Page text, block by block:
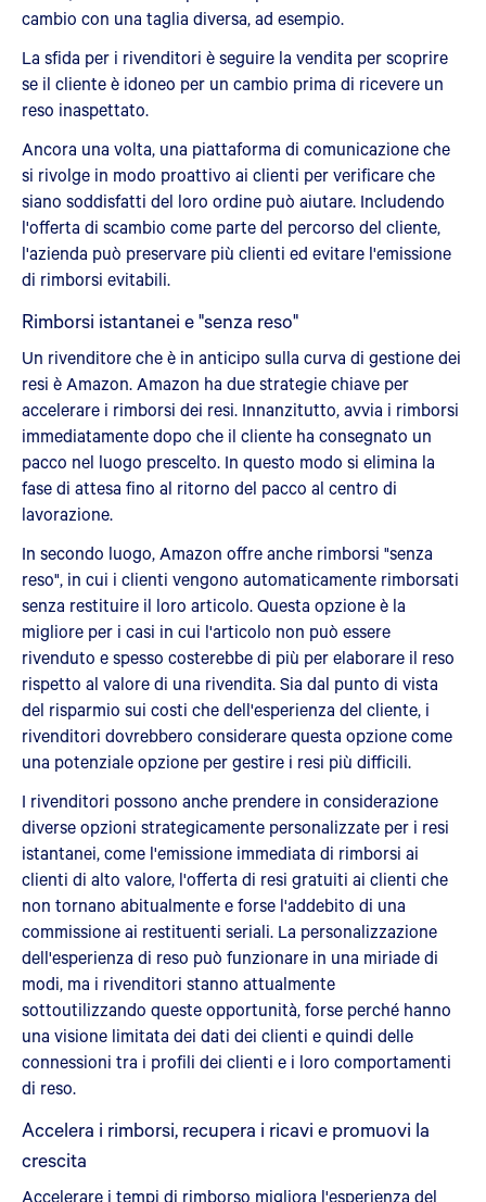
cambio con una taglia diversa, ad esempio.
La sfida per i rivenditori è seguire la vendita per scoprire
se il cliente è idoneo per un cambio prima di ricevere un
reso inaspettato.
Ancora una volta, una piattaforma di comunicazione che
si rivolge in modo proattivo ai clienti per verificare che
siano soddisfatti del loro ordine può aiutare. Includendo
l'offerta di scambio come parte del percorso del cliente,
l'azienda può preservare più clienti ed evitare l'emissione
di rimborsi evitabili.
Rimborsi istantanei e "senza reso"
Un rivenditore che è in anticipo sulla curva di gestione dei
resi è Amazon. Amazon ha due strategie chiave per
accelerare i rimborsi dei resi. Innanzitutto, avvia i rimborsi
immediatamente dopo che il cliente ha consegnato un
pacco nel luogo prescelto. In questo modo si elimina la
fase di attesa fino al ritorno del pacco al centro di
lavorazione.
In secondo luogo, Amazon offre anche rimborsi "senza
reso", in cui i clienti vengono automaticamente rimborsati
senza restituire il loro articolo. Questa opzione è la
migliore per i casi in cui l'articolo non può essere
rivenduto e spesso costerebbe di più per elaborare il reso
rispetto al valore di una rivendita. Sia dal punto di vista
del risparmio sui costi che dell'esperienza del cliente, i
rivenditori dovrebbero considerare questa opzione come
una potenziale opzione per gestire i resi più difficili.
I rivenditori possono anche prendere in considerazione
diverse opzioni strategicamente personalizzate per i resi
istantanei, come l'emissione immediata di rimborsi ai
clienti di alto valore, l'offerta di resi gratuiti ai clienti che
non tornano abitualmente e forse l'addebito di una
commissione ai restituenti seriali. La personalizzazione
dell'esperienza di reso può funzionare in una miriade di
modi, ma i rivenditori stanno attualmente
sottoutilizzando queste opportunità, forse perché hanno
una visione limitata dei dati dei clienti e quindi delle
connessioni tra i profili dei clienti e i loro comportamenti
di reso.
Accelera i rimborsi, recupera i ricavi e promuovi la
crescita
Accelerare i tempi di rimborso migliora l'esperienza del